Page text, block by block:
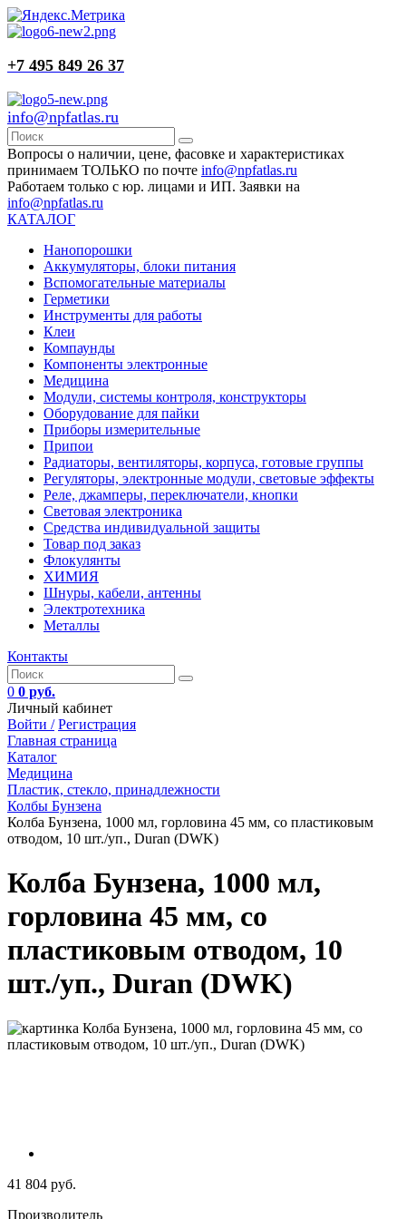
+7 495 849 26 37
info@npfatlas.ru
Вопросы о наличии, цене, фасовке и характеристиках
принимаем ТОЛЬКО по почте info@npfatlas.ru
Работаем только с юр. лицами и ИП. Заявки на
info@npfatlas.ru
КАТАЛОГ
Нанопорошки
Аккумуляторы, блоки питания
Вспомогательные материалы
Герметики
Инструменты для работы
Клеи
Компаунды
Компоненты электронные
Медицина
Модули, системы контроля, конструкторы
Оборудование для пайки
Приборы измерительные
Припои
Радиаторы, вентиляторы, корпуса, готовые группы
Регуляторы, электронные модули, световые эффекты
Реле, джамперы, переключатели, кнопки
Световая электроника
Средства индивидуальной защиты
Товар под заказ
Флокулянты
ХИМИЯ
Шнуры, кабели, антенны
Электротехника
Металлы
Контакты
0 0 руб.
Личный кабинет
Войти / Регистрация
Главная страница
Каталог
Медицина
Пластик, стекло, принадлежности
Колбы Бунзена
Колба Бунзена, 1000 мл, горловина 45 мм, со пластиковым
отводом, 10 шт./уп., Duran (DWK)
Колба Бунзена, 1000 мл,
горловина 45 мм, со
пластиковым отводом, 10
шт./уп., Duran (DWK)
41 804 руб.
Производитель